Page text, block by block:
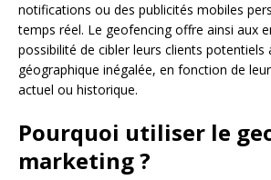
notifications ou des publicités mobiles
temps réel. Le geofencing offre ainsi aux
possibilité de cibler leurs clients potentiels
géographique inégalée, en fonction de
actuel ou historique.
Pourquoi utiliser le
marketing ?